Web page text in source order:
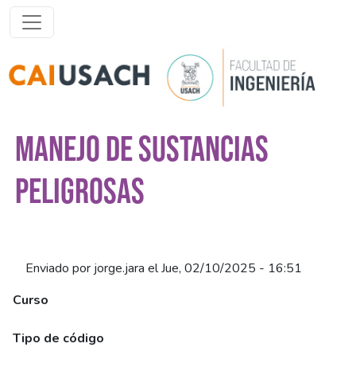
Pasar al contenido principal
MANEJO DE SUSTANCIAS
PELIGROSAS
Enviado por jorge.jara elJue, 02/10/2025 - 16:51
Curso
Tipo de código